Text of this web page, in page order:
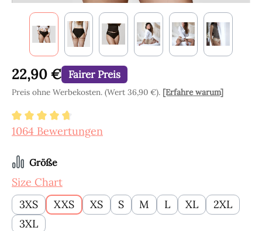
22,90 € Fairer Preis
Preis ohne Werbekosten. (Wert 36,90 €). [Erfahre warum]
Durchschnittliche Bewertung von 4.8 von 5
1064 Bewertungen
Größeauswählen
Size Chart
3XS
XXS XS S M L XL
2XL
3XL